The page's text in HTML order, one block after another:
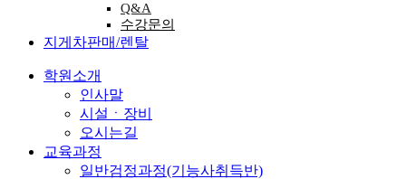
Q&A
수강문의
지게차판매/렌탈
학원소개
인사말
시설ㆍ장비
오시는길
교육과정
일반검정과정(기능사취득반)